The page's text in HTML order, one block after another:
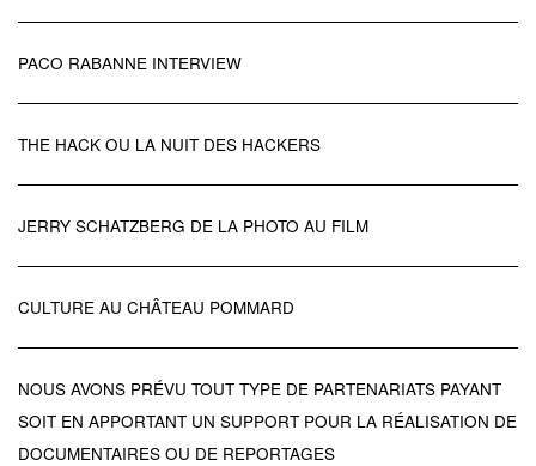
PACO RABANNE INTERVIEW
THE HACK OU LA NUIT DES HACKERS
JERRY SCHATZBERG DE LA PHOTO AU FILM
CULTURE AU CHÂTEAU POMMARD
NOUS AVONS PRÉVU TOUT TYPE DE PARTENARIATS PAYANT
SOIT EN APPORTANT UN SUPPORT POUR LA RÉALISATION DE
DOCUMENTAIRES OU DE REPORTAGES